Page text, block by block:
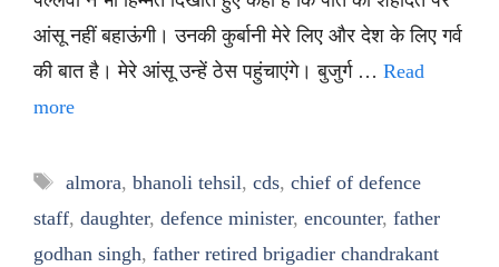
आंसू नहीं बहाऊंगी। उनकी कुर्बानी मेरे लिए और देश के लिए गर्व
की बात है। मेरे आंसू उन्हें ठेस पहुंचाएंगे। बुजुर्ग … Read
more
Tags
almora, bhanoli tehsil, cds, chief of defence
staff, daughter, defence minister, encounter, father
godhan singh, father retired brigadier chandrakant